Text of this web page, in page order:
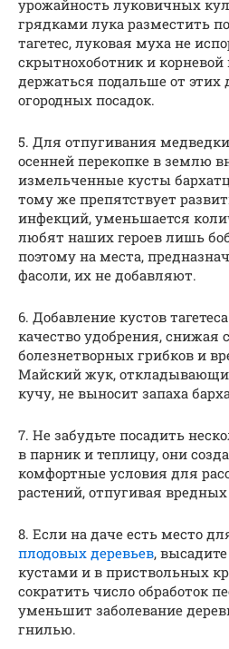
урожайность луковичных
грядками лука разместить
тагетес, луковая муха не
скрытнохоботник и
держаться подальше от
огородных посадок.
5. Для отпугивания
осенней перекопке в землю
измельченные кусты
тому же препятствует
инфекций, уменьшается
любят наших героев лишь
поэтому на места,
фасоли, их не добавляют.
6. Добавление кустов
качество удобрения, снижая
болезнетворных грибков и
Майский жук,
кучу, не выносит запаха
7. Не забудьте посадить
в парник и теплицу, они
комфортные условия для
растений, отпугивая
8. Если на даче есть место
плодовых деревьев,
кустами и в приствольных
сократить число обработок
уменьшит заболевание
гнилью.